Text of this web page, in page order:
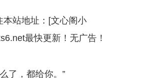
本站地址：[文心阁小
最快更新！无广告！
了，都给你。”